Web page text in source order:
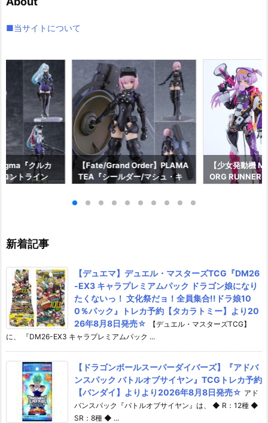
ブ
■当サイトについて
『クルカ
ントライン
【Fate/Grand Order】PLAMA
TEA『シールダー/マシュ・キ
プラモデル予約【マックスファ
【少女発動機
ORG RUNNER
新着記事
【デュエマ】デュエル・マスターズTCG『DM26
-EX3 キャラプレミアムパック ドラゴン娘になり
たくないっ！ 文化祭だョ！全員集合!!ドラ娘10
0％パック』トレカ予約【タカラトミー】より20
26年8月8日発売☆
【デュエル・マスターズTCG】
に、 『DM26-EX3 キャラプレミアムパック ...
【ドラゴンボールスーパーダイバーズ】『アドバ
ンスパック バトルオブサイヤン』TCGトレカ予約
【バンダイ】よりより2026年8月8日発売☆ アド
バンスパック『バトルオブサイヤン』は、 ◆ R：12種 ◆
SR：8種 ◆ ...